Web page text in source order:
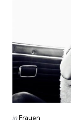
Categories
Posted
inFrauen